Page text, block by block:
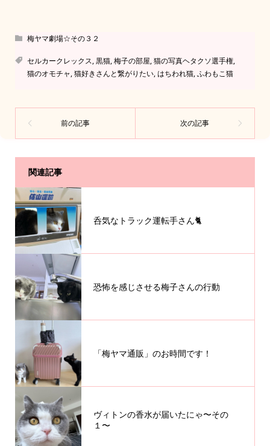
梅ヤマ劇場☆その３２
セルカークレックス,黒猫,梅子の部屋,猫の写真ヘタクソ選手権,
猫のオモチャ,猫好きさんと繋がりたい,はちわれ猫,ふわもこ猫
関連記事
呑気なトラック運転手さん🐈
恐怖を感じさせる梅子さんの行動
「梅ヤマ通販」のお時間です！
ヴィトンの香水が届いたにゃ〜その
１〜